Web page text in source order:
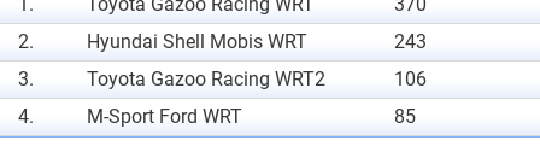
2.
Hyundai Shell Mobis WRT
243
3.
Toyota Gazoo Racing WRT2
106
4.
M-Sport Ford WRT 85